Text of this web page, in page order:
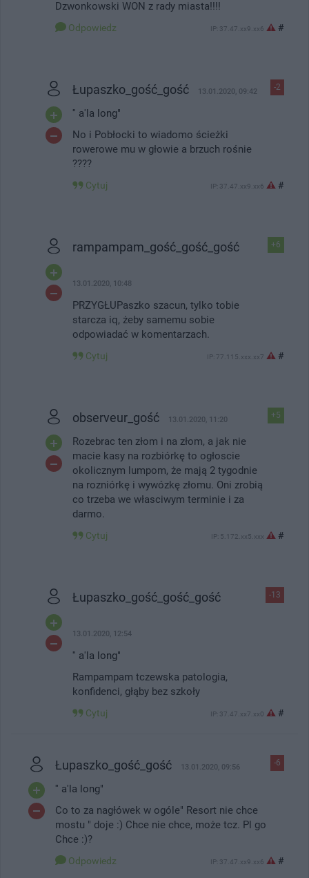
Dzwonkowski WON z rady miasta!!!!
Odpowiedz IP: 37.47.xx9.xx6 #
-2
Łupaszko_gość_gość 13.01.2020, 09:42
'' a'la long"
No i Pobłocki to wiadomo ścieżki
rowerowe mu w głowie a brzuch rośnie
????
Cytuj IP: 37.47.xx9.xx6 #
+6
rampampam_gość_gość_gość
13.01.2020, 10:48
PRZYGŁUPaszko szacun, tylko tobie
starcza iq, żeby samemu sobie
odpowiadać w komentarzach.
Cytuj IP: 77.115.xxx.xx7 #
+5
observeur_gość 13.01.2020, 11:20
Rozebrac ten złom i na złom, a jak nie
macie kasy na rozbiórkę to ogłoscie
okolicznym lumpom, że mają 2 tygodnie
na rozniórkę i wywózkę złomu. Oni zrobią
co trzeba we własciwym terminie i za
darmo.
Cytuj IP: 5.172.xx5.xxx #
-13
Łupaszko_gość_gość_gość
13.01.2020, 12:54
'' a'la long"
Rampampam tczewska patologia,
konfidenci, głąby bez szkoły
Cytuj IP: 37.47.xx7.xx0 #
-6
Łupaszko_gość_gość 13.01.2020, 09:56
'' a'la long"
Co to za nagłówek w ogóle" Resort nie chce
mostu " doje :) Chce nie chce, może tcz. Pl go
Chce :)?
Odpowiedz IP: 37.47.xx9.xx6 #